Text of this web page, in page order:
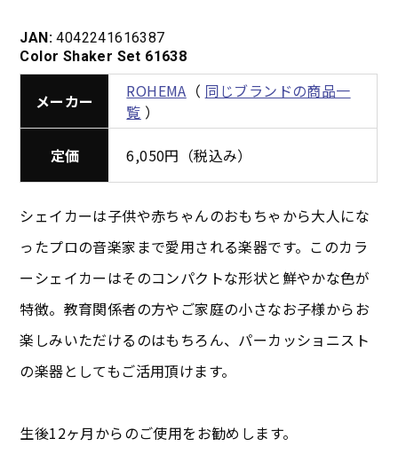
JAN: 4042241616387
Color Shaker Set 61638
メーカー ROHEMA （ 同じブランドの商品一
覧 ）
定価 6,050円（税込み）
シェイカーは子供や赤ちゃんのおもちゃから大人にな
ったプロの音楽家まで愛用される楽器です。このカラ
ーシェイカーはそのコンパクトな形状と鮮やかな色が
特徴。教育関係者の方やご家庭の小さなお子様からお
楽しみいただけるのはもちろん、パーカッショニスト
の楽器としてもご活用頂けます。
生後12ヶ月からのご使用をお勧めします。